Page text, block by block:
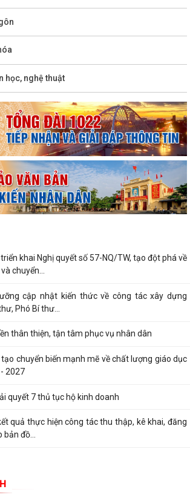
học, nghệ thuật
khai Nghị quyết số 57-NQ/TW, tạo đột phá về
chuyển...
cập nhật kiến thức về công tác xây dựng
Phó Bí thư...
thân thiện, tận tâm phục vụ nhân dân
chuyển biến mạnh mẽ về chất lượng giáo dục
2027
quyết 7 thủ tục hộ kinh doanh
quả thực hiện công tác thu thập, kê khai, đăng
đồ...